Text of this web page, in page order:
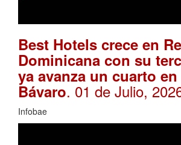
Best Hotels crece en
Dominicana con su
ya avanza un cuarto
Bávaro. 01 de Julio,
Infobae